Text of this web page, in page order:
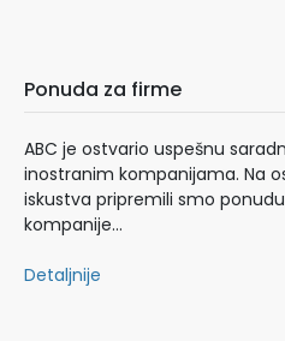
Ponuda za firme
ABC je ostvario uspešnu
inostranim kompanijama. Na
iskustva pripremili smo
kompanije…
Detaljnije